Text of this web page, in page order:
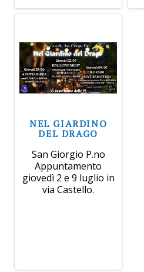
NEL GIARDINO
DEL DRAGO
San Giorgio P.no
Appuntamento
giovedì 2 e 9 luglio in
via Castello.